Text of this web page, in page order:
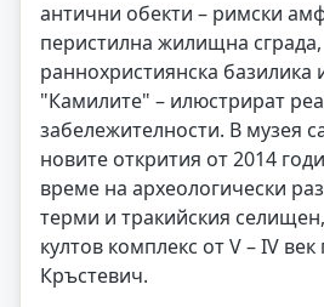
антични обекти – римски
перистилна жилищна сграда,
раннохристиянска
"Камилите" – илюстрират
забележителности. В музея
новите открития от 2014
време на археологически
терми и тракийския
култов комплекс от V – IV
Кръстевич.